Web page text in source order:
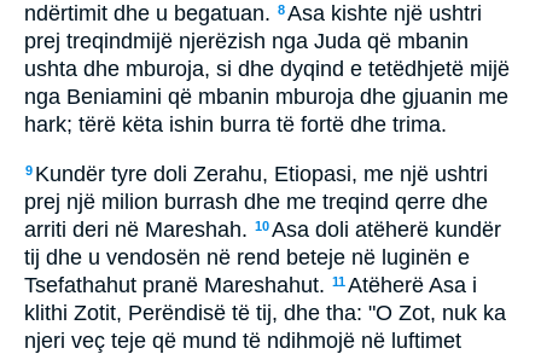
ndërtimit dhe u begatuan. 8Asa kishte një ushtri
prej treqindmijë njerëzish nga Juda që mbanin
ushta dhe mburoja, si dhe dyqind e tetëdhjetë mijë
nga Beniamini që mbanin mburoja dhe gjuanin me
hark; tërë këta ishin burra të fortë dhe trima.
9 Kundër tyre doli Zerahu, Etiopasi, me një ushtri
prej një milion burrash dhe me treqind qerre dhe
arriti deri në Mareshah. 10Asa doli atëherë kundër
tij dhe u vendosën në rend beteje në luginën e
Tsefathahut pranë Mareshahut. 11Atëherë Asa i
klithi Zotit, Perëndisë të tij, dhe tha: "O Zot, nuk ka
njeri veç teje që mund të ndihmojë në luftimet